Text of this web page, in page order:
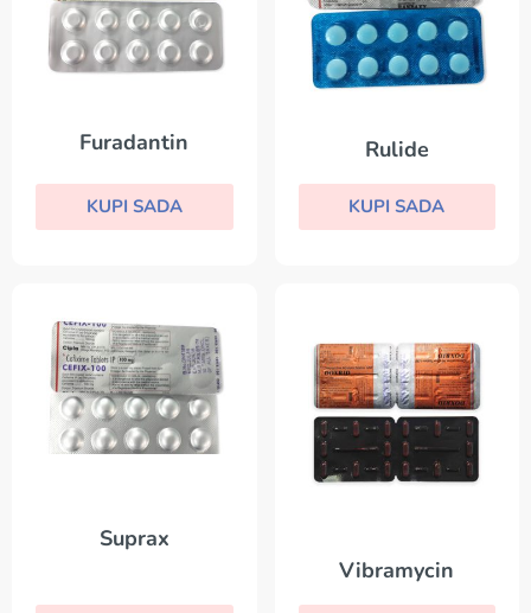
Furadantin
KUPI SADA
Rulide
KUPI SADA
Suprax
Vibramycin